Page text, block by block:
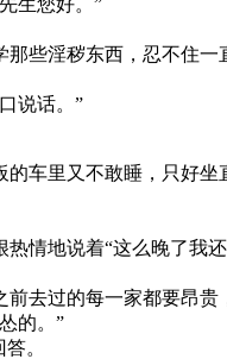
些淫秽东西，忍不住
说话。”
车里又不敢睡，只好
情地说着“这么晚了我
去过的每一家都要昂贵
的。”
。